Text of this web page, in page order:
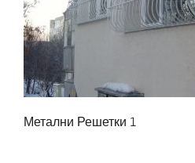
Метални Решетки 1